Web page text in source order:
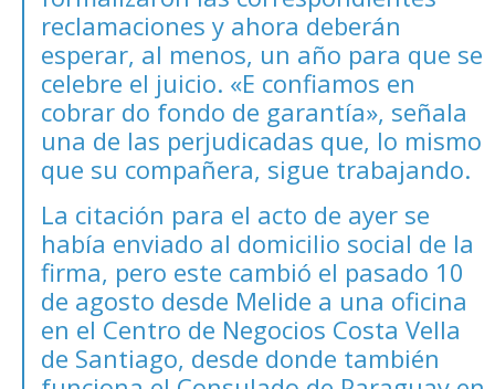
reclamaciones y ahora deberán
esperar, al menos, un año para que se
celebre el juicio. «E confiamos en
cobrar do fondo de garantía», señala
una de las perjudicadas que, lo mismo
que su compañera, sigue trabajando.
La citación para el acto de ayer se
había enviado al domicilio social de la
firma, pero este cambió el pasado 10
de agosto desde Melide a una oficina
en el Centro de Negocios Costa Vella
de Santiago, desde donde también